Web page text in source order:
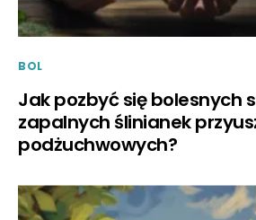
BOL
Jak pozbyć się bolesnych
zapalnych ślinianek
podżuchwowych?